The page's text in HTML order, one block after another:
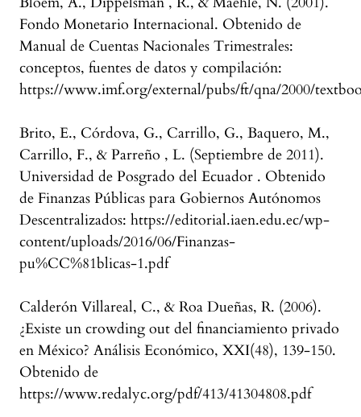
Fondo Monetario Internacional. Obtenido de
Manual de Cuentas Nacionales Trimestrales:
conceptos, fuentes de datos y compilación:
https://www.imf.org/external/pubs/ft/qna/2000/
Brito, E., Córdova, G., Carrillo, G., Baquero, M.,
Carrillo, F., & Parreño , L. (Septiembre de 2011).
Universidad de Posgrado del Ecuador . Obtenido
de Finanzas Públicas para Gobiernos Autónomos
Descentralizados: https://editorial.iaen.edu.ec/wp-
content/uploads/2016/06/Finanzas-
pu%CC%81blicas-1.pdf
Calderón Villareal, C., & Roa Dueñas, R. (2006).
¿Existe un crowding out del financiamiento privado
en México? Análisis Económico, XXI(48), 139-150.
Obtenido de
https://www.redalyc.org/pdf/413/41304808.pdf